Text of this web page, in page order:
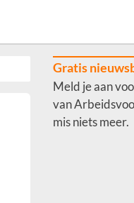
Gratis
Meld je aan
van
mis niets meer.